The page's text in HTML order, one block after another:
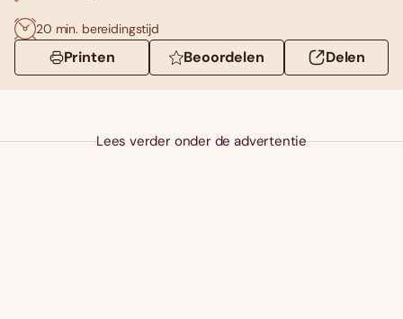
20 min. bereidingstijd
Printen Beoordelen Delen
Lees verder onder de advertentie